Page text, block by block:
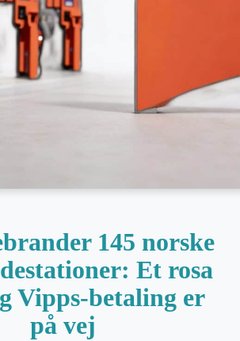
145 norske
Et rosa
Vipps-betaling er
på vej